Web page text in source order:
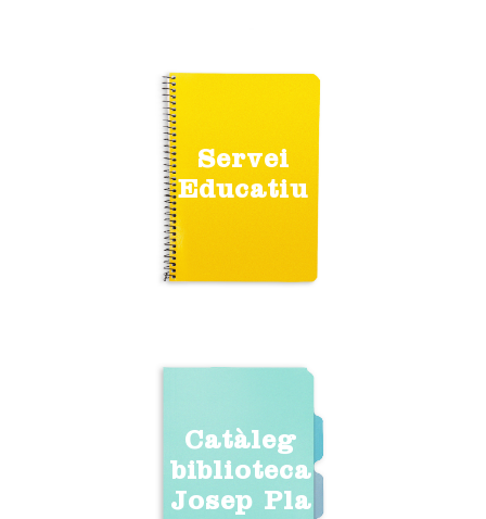
Servei
Educatiu
Catàleg
biblioteca
Josep Pla